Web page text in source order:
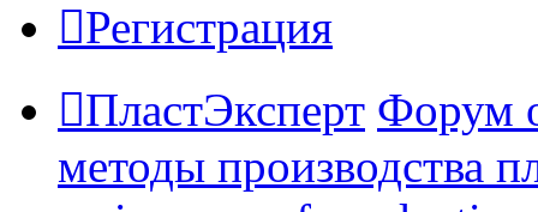
Регистрация
ПластЭксперт Форум
методы производства